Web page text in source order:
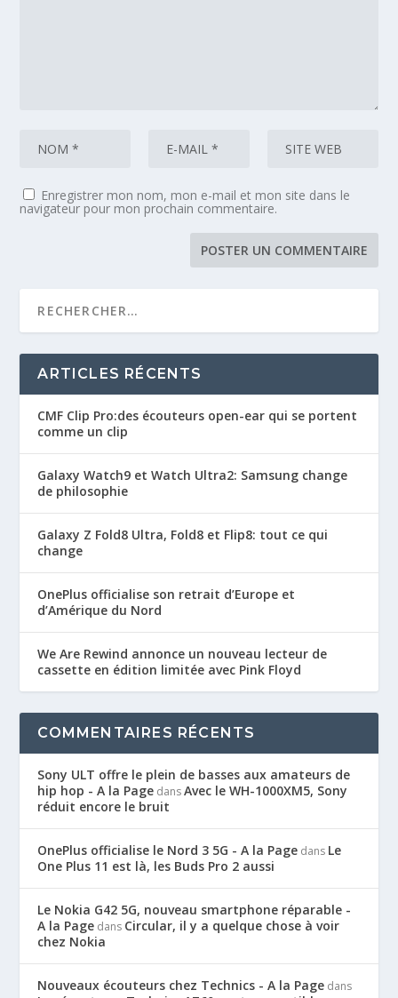
Enregistrer mon nom, mon e-mail et mon site dans le
navigateur pour mon prochain commentaire.
ARTICLES RÉCENTS
CMF Clip Pro:des écouteurs open-ear qui se portent
comme un clip
Galaxy Watch9 et Watch Ultra2: Samsung change
de philosophie
Galaxy Z Fold8 Ultra, Fold8 et Flip8: tout ce qui
change
OnePlus officialise son retrait d’Europe et
d’Amérique du Nord
We Are Rewind annonce un nouveau lecteur de
cassette en édition limitée avec Pink Floyd
COMMENTAIRES RÉCENTS
Sony ULT offre le plein de basses aux amateurs de
hip hop - A la Page dansAvec le WH-1000XM5, Sony
réduit encore le bruit
OnePlus officialise le Nord 3 5G - A la Page dans Le
One Plus 11 est là, les Buds Pro 2 aussi
Le Nokia G42 5G, nouveau smartphone réparable -
A la Page dans Circular, il y a quelque chose à voir
chez Nokia
Nouveaux écouteurs chez Technics - A la Page dans